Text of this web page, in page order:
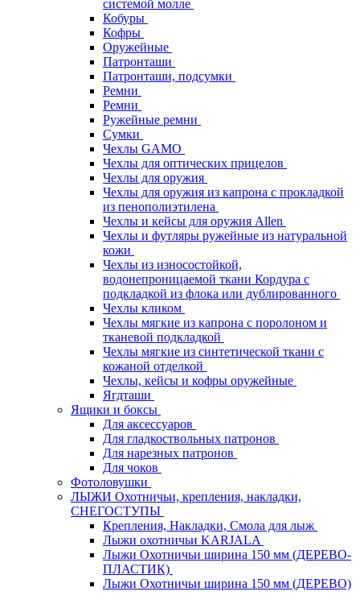
системой молле
Кобуры
Кофры
Оружейные
Патронташи
Патронташи, подсумки
Ремни
Ремни
Ружейные ремни
Сумки
Чехлы GAMO
Чехлы для оптических прицелов
Чехлы для оружия
Чехлы для оружия из капрона с прокладкой
из пенополиэтилена
Чехлы и кейсы для оружия Allen
Чехлы и футляры ружейные из натуральной
кожи
Чехлы из износостойкой,
водонепроницаемой ткани Кордура с
подкладкой из флока или дублированного
Чехлы кликом
Чехлы мягкие из капрона с поролоном и
тканевой подкладкой
Чехлы мягкие из синтетической ткани с
кожаной отделкой
Чехлы, кейсы и кофры оружейные
Ягдташи
Ящики и боксы
Для аксессуаров
Для гладкоствольных патронов
Для нарезных патронов
Для чоков
Фотоловушки
ЛЫЖИ Охотничьи, крепления, накладки,
СНЕГОСТУПЫ
Крепления, Накладки, Смола для лыж
Лыжи охотничьи KARJALA
Лыжи Охотничьи ширина 150 мм (ДЕРЕВО-
ПЛАСТИК)
Лыжи Охотничьи ширина 150 мм (ДЕРЕВО)